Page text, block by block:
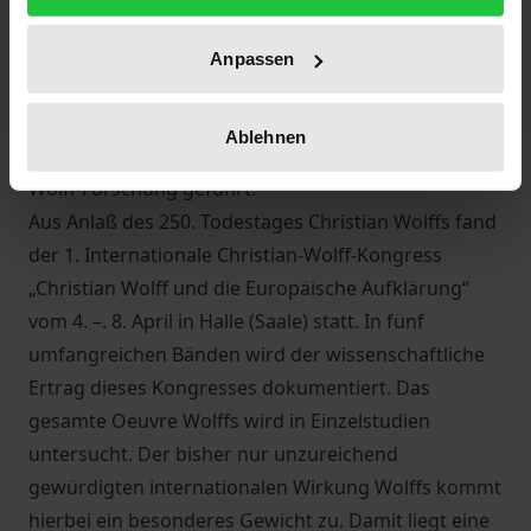
Anpassen
Ablehnen
der Gründlichkeit“ in Deutschland gerühmt,
verblasste sein Ruhm indessen bald. Erst die von
Jean Ecole und anderen besorgte große Ausgabe
Wolff-Forschung geführt.
Aus Anlaß des 250. Todestages Christian Wolffs fand
der 1. Internationale Christian-Wolff-Kongress
„Christian Wolff und die Europäische Aufklärung“
vom 4. –. 8. April in Halle (Saale) statt. In fünf
umfangreichen Bänden wird der wissenschaftliche
Ertrag dieses Kongresses dokumentiert. Das
gesamte Oeuvre Wolffs wird in Einzelstudien
untersucht. Der bisher nur unzureichend
gewürdigten internationalen Wirkung Wolffs kommt
hierbei ein besonderes Gewicht zu. Damit liegt eine